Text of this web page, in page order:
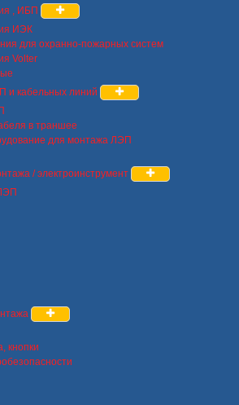
, ИБП
ИЭК
для охранно-пожарных систем
Volter
и кабельных линий
в траншее
для монтажа ЛЭП
/ электроинструмент
кнопки